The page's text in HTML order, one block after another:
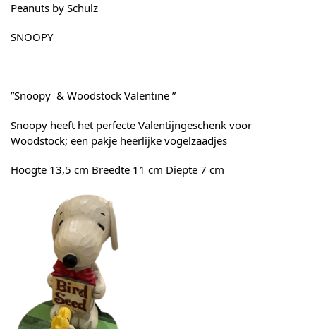
Peanuts by Schulz
SNOOPY
”Snoopy & Woodstock Valentine ”
Snoopy heeft het perfecte Valentijngeschenk voor
Woodstock; een pakje heerlijke vogelzaadjes
Hoogte 13,5 cm Breedte 11 cm Diepte 7 cm